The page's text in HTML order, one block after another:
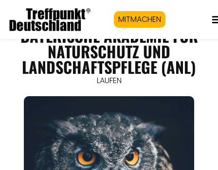
MITMACHEN
BAYERISCHE AKADEMIE FÜR
NATURSCHUTZ UND
LANDSCHAFTSPFLEGE (ANL)
LAUFEN